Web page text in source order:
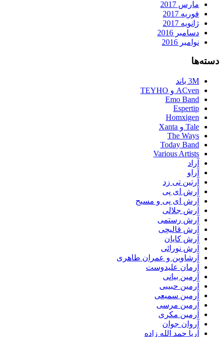
مارس 2017
فوریه 2017
ژانویه 2017
دسامبر 2016
نوامبر 2016
دسته‌ها
3M باند
ACven و TEYHO
Emo Band
Espertip
Homxigen
Tale و Xanta
The Ways
Today Band
Various Artists
آراد
آراو
آرتین تی زد
آرش ای پی
آرش ای پی و مسیح
آرش جلالی
آرش رستمی
آرش قالیچی
آرش کایان
آرش نورائی
آرشاوین و عمران طاهری
آرمان علیدوست
آرمین بیانی
آرمین حبیبی
آرمین سمیعی
آرمین مرسی
آرمین مکری
آروان جوان
آریا حمد الله زاده